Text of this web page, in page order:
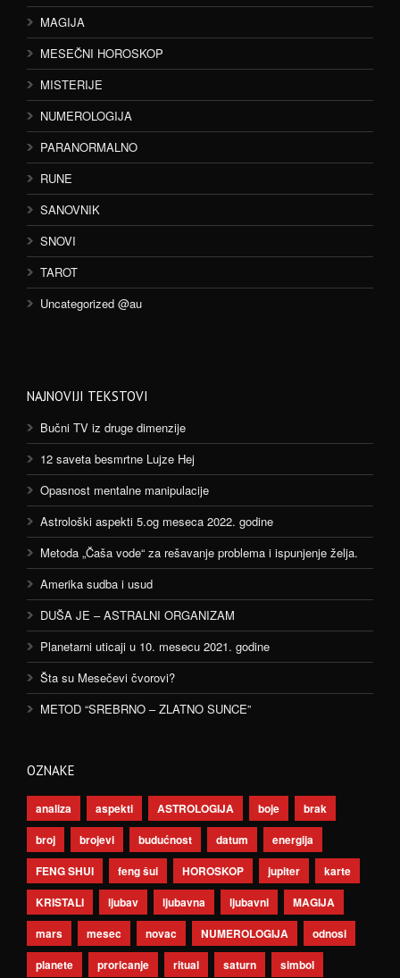
MAGIJA
MESEČNI HOROSKOP
MISTERIJE
NUMEROLOGIJA
PARANORMALNO
RUNE
SANOVNIK
SNOVI
TAROT
Uncategorized @au
NAJNOVIJI TEKSTOVI
Bučni TV iz druge dimenzije
12 saveta besmrtne Lujze Hej
Opasnost mentalne manipulacije
Astrološki aspekti 5.og meseca 2022. godine
Metoda „Čaša vode“ za rešavanje problema i ispunjenje želja.
Amerika sudba i usud
DUŠA JE – ASTRALNI ORGANIZAM
Planetarni uticaji u 10. mesecu 2021. godine
Šta su Mesečevi čvorovi?
METOD “SREBRNO – ZLATNO SUNCE”
OZNAKE
analiza aspekti ASTROLOGIJA boje
brak
broj
brojevi budućnost datum
energija
FENG SHUI
feng šui HOROSKOP jupiter
karte
KRISTALI
ljubav ljubavna ljubavni
MAGIJA
mars
mesec novac NUMEROLOGIJA
odnosi
planete
proricanje ritual saturn simbol